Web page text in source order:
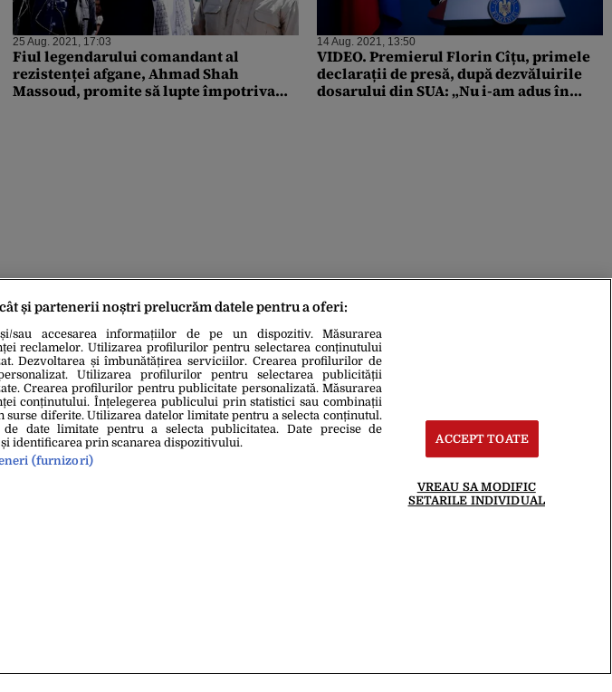
25 Aug. 2021, 17:03
Fiul legendarului comandant al
rezistenței afgane, Ahmad Shah
Massoud, promite să lupte împotriva
14 Aug. 2021, 13:50
VIDEO. Premierul Florin Cîțu, primele
declarații de presă, după dezvăluirile
dosarului din SUA: „Nu i-am adus în
Politica De ConfidențialitateTermeni Și Condiții
și partenerii noștri prelucrăm datele pentru a oferi:
sau accesarea informațiilor de pe un dispozitiv. Măsurarea
reclamelor. Utilizarea profilurilor pentru selectarea conținutului
Dezvoltarea și îmbunătățirea serviciilor. Crearea profilurilor de
Utilizarea profilurilor pentru selectarea publicității
Crearea profilurilor pentru publicitate personalizată. Măsurarea
conținutului. Înțelegerea publicului prin statistici sau combinații
surse diferite. Utilizarea datelor limitate pentru a selecta conținutul.
de date limitate pentru a selecta publicitatea. Date precise de
și identificarea prin scanarea dispozitivului.
(furnizori)
ACCEPT TOATE
VREAU SA MODIFIC
SETARILE INDIVIDUAL